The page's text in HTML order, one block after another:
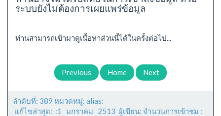
ระบบยังไม่ต้องการเผยแพร่ข้อมูล
ท่านสามารถเข้ามาดูเนื้อหาส่วนนี้ได้ในครั้งต่อไป...
Previous Home Next
ลำดับที่: 389 หมวดหมู่: alias:
แก้ไขล่าสุด: :1 มกราคม 2513 ผู้เขียน: จำนวนการเข้าชม :